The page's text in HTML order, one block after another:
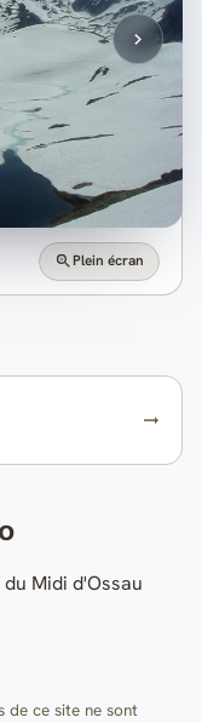
Plein écran
Midi d'Ossau
de ce site ne sont